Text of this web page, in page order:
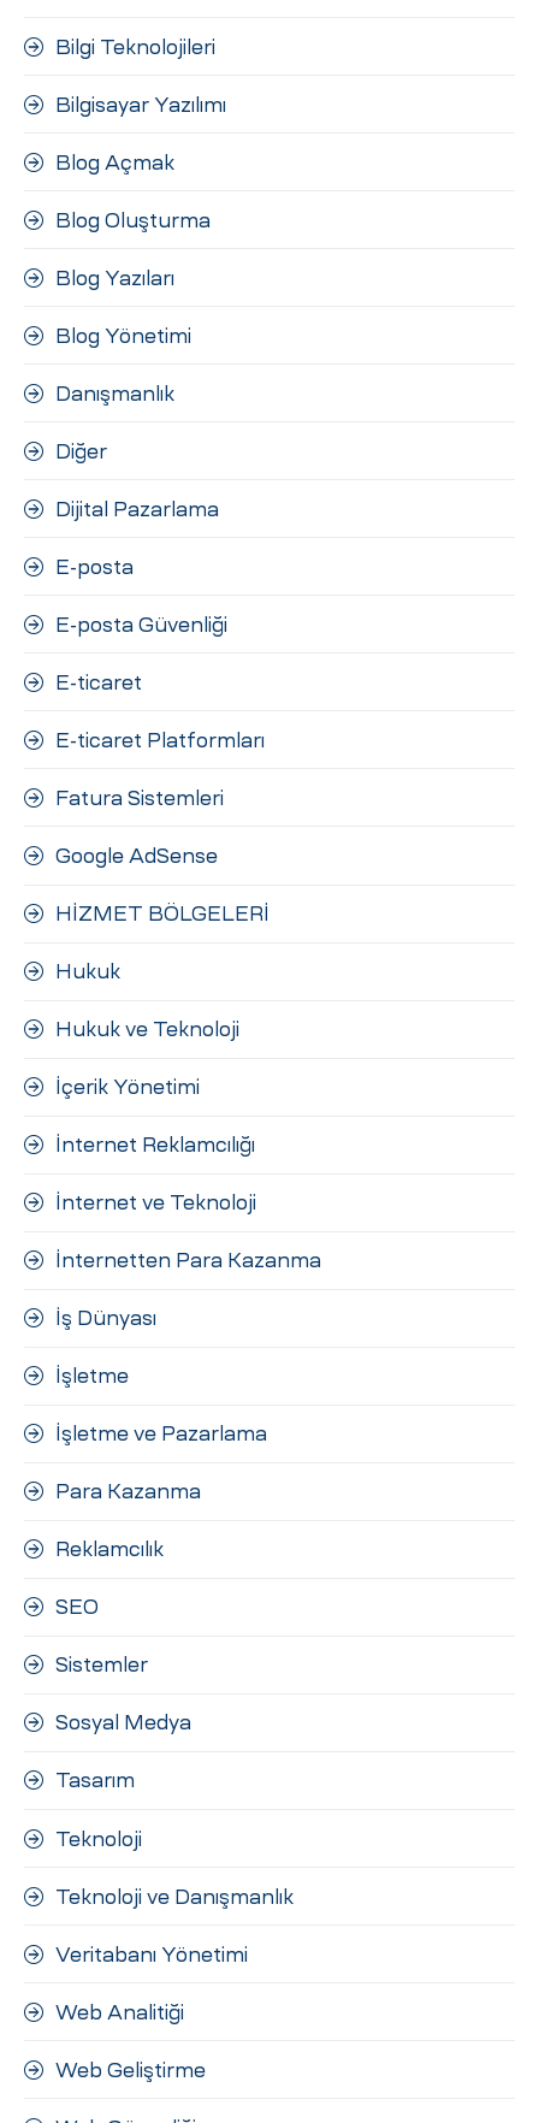
Bilgi Teknolojileri
Bilgisayar Yazılımı
Blog Açmak
Blog Oluşturma
Blog Yazıları
Blog Yönetimi
Danışmanlık
Diğer
Dijital Pazarlama
E-posta
E-posta Güvenliği
E-ticaret
E-ticaret Platformları
Fatura Sistemleri
Google AdSense
HİZMET BÖLGELERİ
Hukuk
Hukuk ve Teknoloji
İçerik Yönetimi
İnternet Reklamcılığı
İnternet ve Teknoloji
İnternetten Para Kazanma
İş Dünyası
İşletme
İşletme ve Pazarlama
Para Kazanma
Reklamcılık
SEO
Sistemler
Sosyal Medya
Tasarım
Teknoloji
Teknoloji ve Danışmanlık
Veritabanı Yönetimi
Web Analitiği
Web Geliştirme